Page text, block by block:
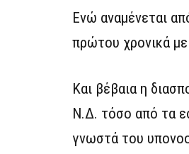
Ενώ αναμένεται
πρώτου χρονικά
Και βέβαια η
Ν.Δ. τόσο από τα
γνωστά του